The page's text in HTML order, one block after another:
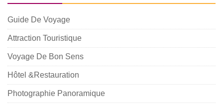
Guide De Voyage
Attraction Touristique
Voyage De Bon Sens
Hôtel &Restauration
Photographie Panoramique